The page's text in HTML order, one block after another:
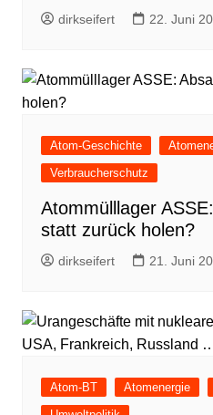
dirkseifert 22. Juni
Atom-Geschichte
Verbraucherschutz
Atommülllager
statt zurück holen?
dirkseifert 21. Juni
Atom-BT Atomenergie